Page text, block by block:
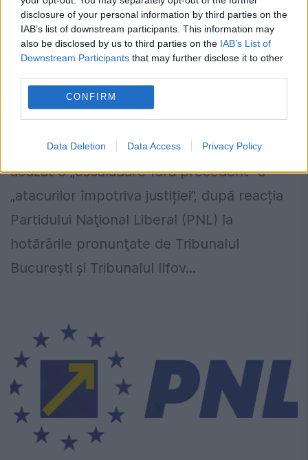
disclosure of your personal information by third parties on the
IAB’s list of downstream participants. This information may
also be disclosed by us to third parties on the IAB’s List of
Downstream Participants that may further disclose it to other
CONFIRM
Data Deletion Data Access Privacy Policy
CSM acuză o „escaladare fără
precedent a atacurilor împotriva
justiţiei”
2 IULIE 2026
Consiliul Superior al Magistraturii (CSM) a
acuzat o „escaladare fără precedent” a
„atacurilor împotriva justiției”, după reacția
Partidului Naţional Liberal (PNL) la
hotărârile pronunţate de Tribunalul
Bucureşti şi Tribunalul Ilfov...